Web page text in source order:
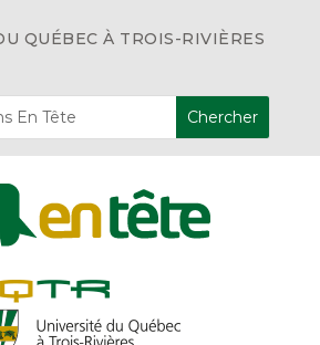
QUÉBEC À TROIS-RIVIÈRES